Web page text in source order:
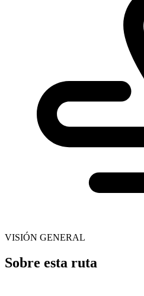
VISIÓN GENERAL
Sobre esta ruta